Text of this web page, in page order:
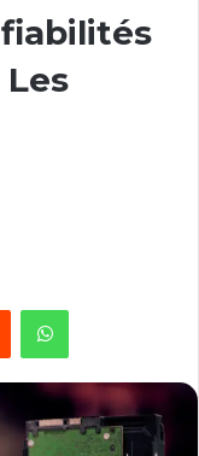
Reddit WhatsApp